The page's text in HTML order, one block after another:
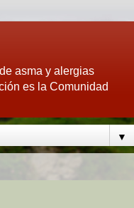
asma y alergias
es la Comunidad
▼